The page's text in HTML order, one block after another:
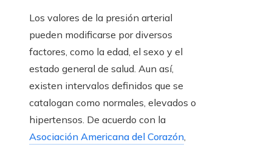
Los valores de la presión arterial
pueden modificarse por diversos
factores, como la edad, el sexo y el
estado general de salud. Aun así,
existen intervalos definidos que se
catalogan como normales, elevados o
hipertensos. De acuerdo con la
Asociación Americana del Corazón,